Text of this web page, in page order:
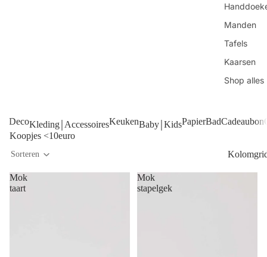
Manden
Tafels
Kaarsen
Shop alles
DecoKleding￨AccessoiresKeukenBaby￨KidsPapierBadCadeaubon
Koopjes <10euro
Sorteren
Mok
taart
Mok
stapelgek